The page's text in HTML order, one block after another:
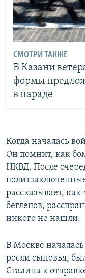
СМОТРИ ТАКЖЕ
В Казани
формы
в параде
Когда началась
Он помнит, как
НКВД. После
рассказывает,
беглецов,
никого не нашли.
В Москве
росли сыновья,
Сталина к